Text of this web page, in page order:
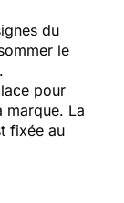
du
le
pour
marque. La
fixée au